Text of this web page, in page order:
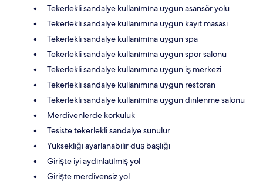
Tekerlekli sandalye kullanımına uygun asansör yolu
Tekerlekli sandalye kullanımına uygun kayıt masası
Tekerlekli sandalye kullanımına uygun spa
Tekerlekli sandalye kullanımına uygun spor salonu
Tekerlekli sandalye kullanımına uygun iş merkezi
Tekerlekli sandalye kullanımına uygun restoran
Tekerlekli sandalye kullanımına uygun dinlenme salonu
Merdivenlerde korkuluk
Tesiste tekerlekli sandalye sunulur
Yüksekliği ayarlanabilir duş başlığı
Girişte iyi aydınlatılmış yol
Girişte merdivensiz yol